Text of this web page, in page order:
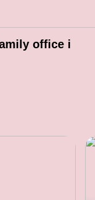
office i